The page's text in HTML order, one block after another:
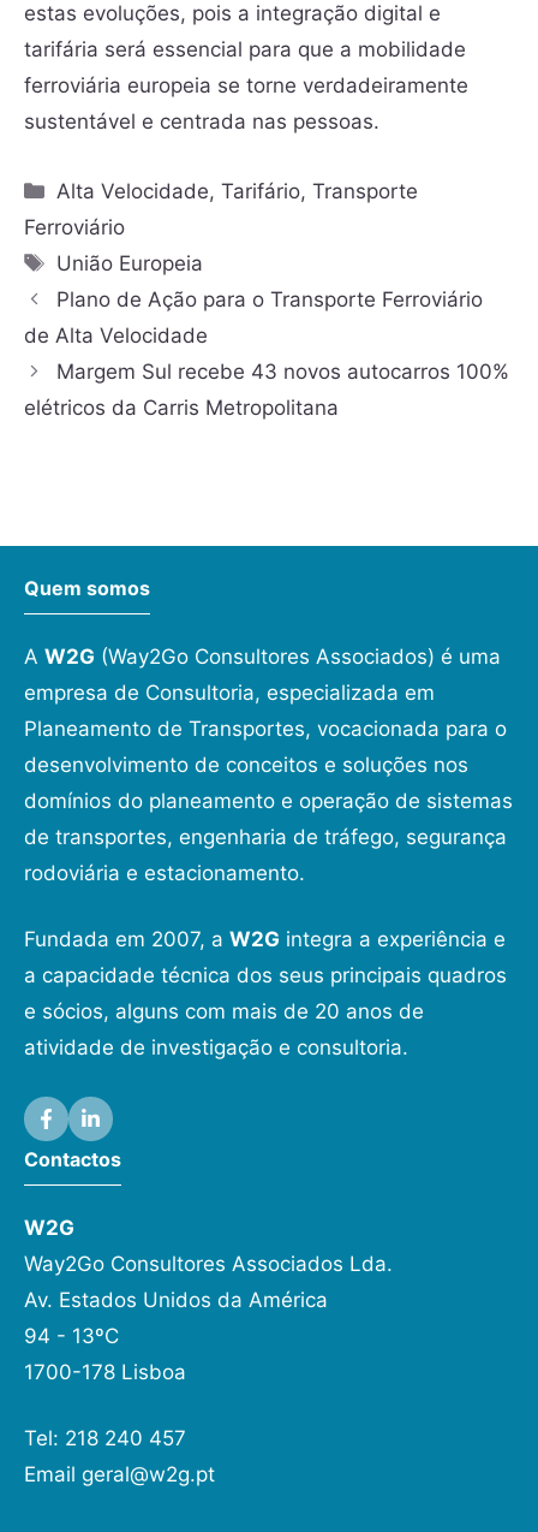
estas evoluções, pois a integração digital e
tarifária será essencial para que a mobilidade
ferroviária europeia se torne verdadeiramente
sustentável e centrada nas pessoas.
Alta Velocidade,Tarifário,Transporte
Ferroviário
União Europeia
Plano de Ação para o Transporte Ferroviário
de Alta Velocidade
Margem Sul recebe 43 novos autocarros 100%
elétricos da Carris Metropolitana
Quem somos
A W2G (Way2Go Consultores Associados) é uma
empresa de Consultoria, especializada em
Planeamento de Transportes, vocacionada para o
desenvolvimento de conceitos e soluções nos
domínios do planeamento e operação de sistemas
de transportes, engenharia de tráfego, segurança
rodoviária e estacionamento.
Fundada em 2007, a W2G integra a experiência e
a capacidade técnica dos seus principais quadros
e sócios, alguns com mais de 20 anos de
atividade de investigação e consultoria.
Contactos
W2G
Way2Go Consultores Associados Lda.
Av. Estados Unidos da América
94 - 13ºC
1700-178 Lisboa
Tel: 218 240 457
Email geral@w2g.pt